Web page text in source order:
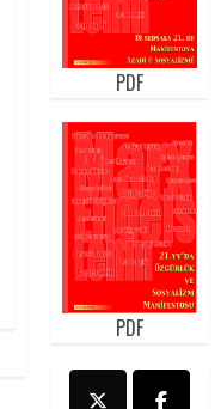
PDF
PDF